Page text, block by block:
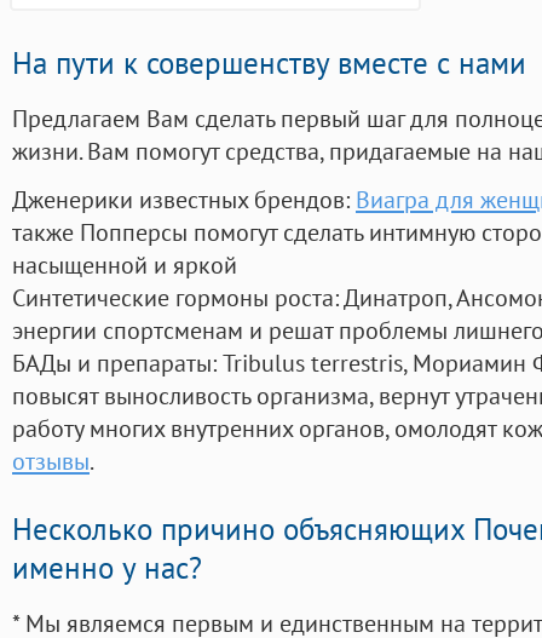
На пути к совершенству вместе с нами
Предлагаем Вам сделать первый шаг для
жизни. Вам помогут средства, придагаемые на
Дженерики известных брендов: Виагра для
также Попперсы помогут сделать интимную
насыщенной и яркой
Синтетические гормоны роста: Динатроп,
энергии спортсменам и решат проблемы
БАДы и препараты:Tribulus terrestris, Мориамин
повысят выносливость организма, вернут
работу многих внутренних органов, омолодят
отзывы.
Несколько причино объясняющих
именно у нас?
* Мы являемся первым и единственным на